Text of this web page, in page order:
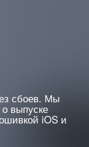
сбоев. Мы
выпуске
iOS и